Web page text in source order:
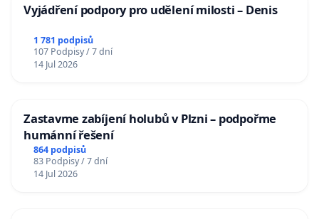
Vyjádření podpory pro udělení milosti – Denis
1 781 podpisů
107 Podpisy / 7 dní
14 Jul 2026
Zastavme zabíjení holubů v Plzni – podpořme
humánní řešení
864 podpisů
83 Podpisy / 7 dní
14 Jul 2026